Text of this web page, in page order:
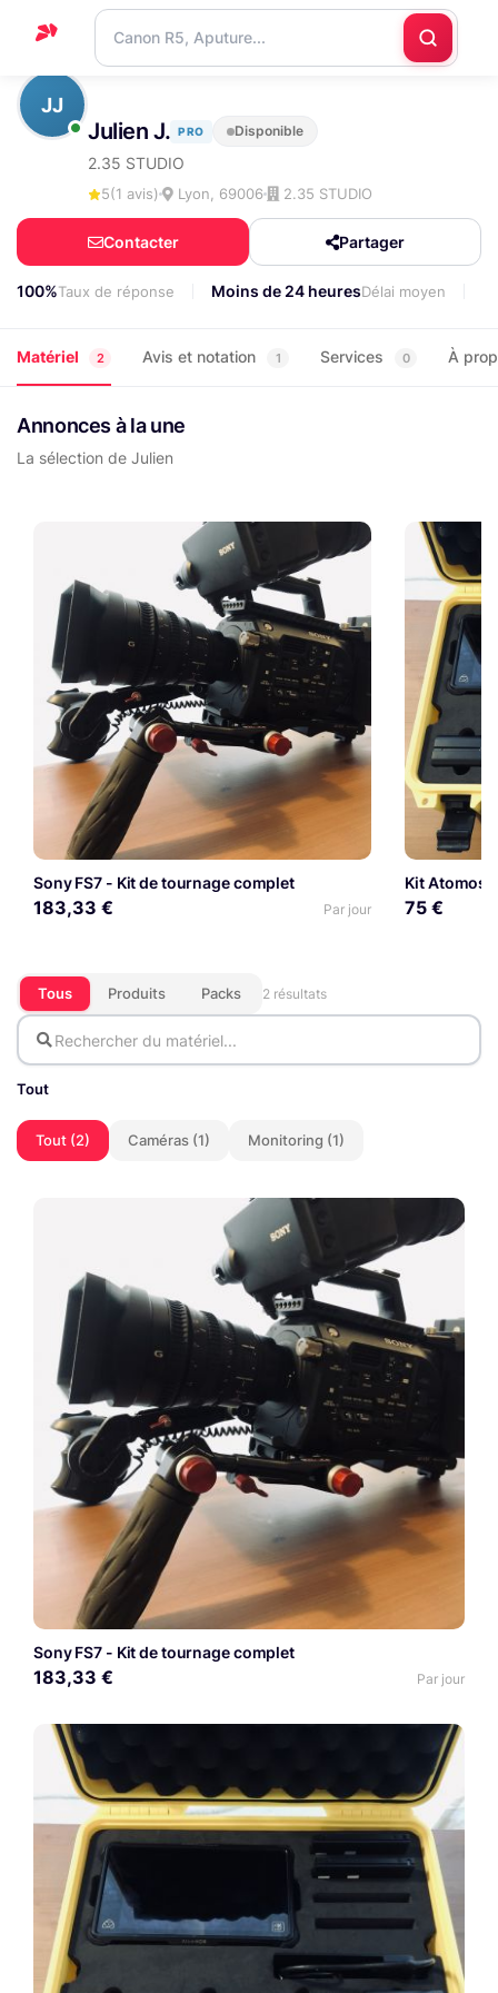
Accueil
Support
Nous
contacter
JJ
Julien J. PRO Disponible
2.35 STUDIO
5(1 avis) Lyon, 69006 2.35 STUDIO
Contacter Partager
100%Taux de réponse Moins de 24 heuresDélai moyen
Matériel 2 Avis et notation 1 Services 0 À
Annonces à la une
La sélection de Julien
Sony FS7 - Kit de tournage complet
183,33 € Par jour
Kit Atomos
75 €
Tous Produits Packs 2 résultats
Tout
Tout (2) Caméras (1) Monitoring (1)
Sony FS7 - Kit de tournage complet
183,33 € Par jour